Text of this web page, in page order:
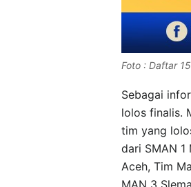
Foto : Daftar
Sebagai
lolos finalis.
tim yang
dari SMAN 1
Aceh, Tim
MAN 3